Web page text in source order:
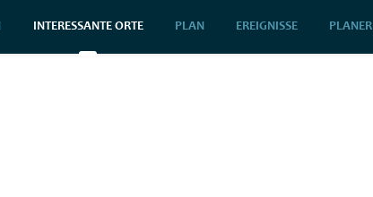
INTERESSANTE ORTE PLAN EREIGNISSE PLANER